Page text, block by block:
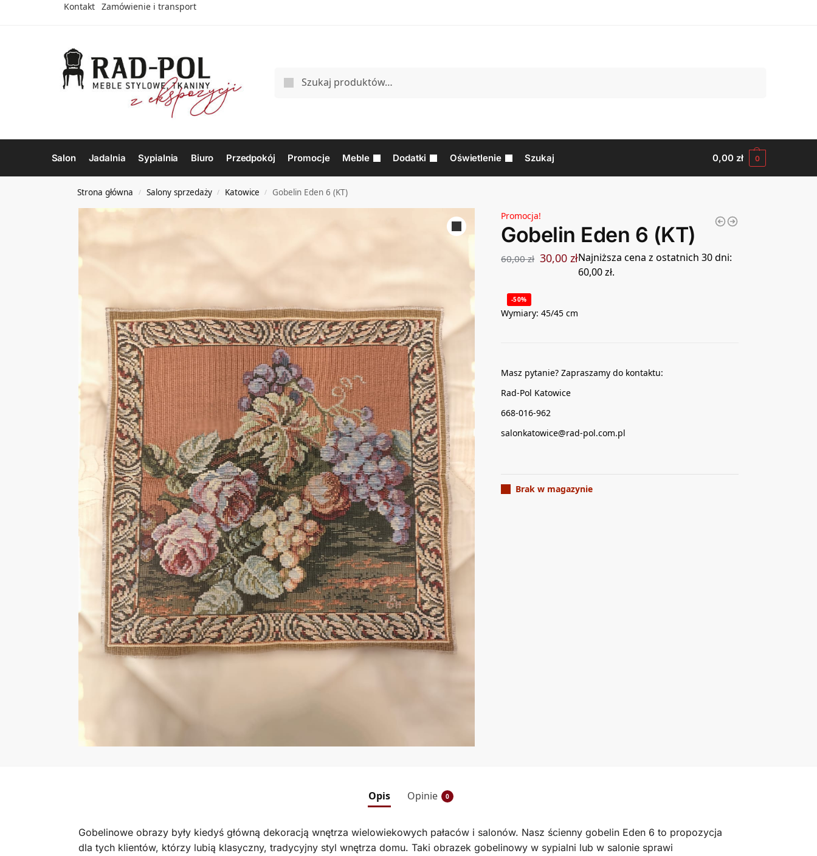
Kontakt Zamówienie i transport
Salon Jadalnia Sypialnia Biuro Przedpokój Promocje Meble Dodatki Oświetlenie Szukaj 0,00 zł 0
Strona główna / Salony sprzedaży / Katowice / Gobelin Eden 6 (KT)
Promocja!
Gobelin Eden 6 (KT)
60,00zł 30,00złNajniższa cena z ostatnich 30 dni:
60,00zł.
-50%
Wymiary: 45/45 cm
Masz pytanie? Zapraszamy do kontaktu:
Rad-Pol Katowice
668-016-962
salonkatowice@rad-pol.com.pl
Brak w magazynie
Opis Opinie 0
Gobelinowe obrazy były kiedyś główną dekoracją wnętrza wielowiekowych pałaców i salonów. Nasz ścienny gobelin Eden 6 to propozycja
dla tych klientów, którzy lubią klasyczny, tradycyjny styl wnętrza domu. Taki obrazek gobelinowy w sypialni lub w salonie sprawi